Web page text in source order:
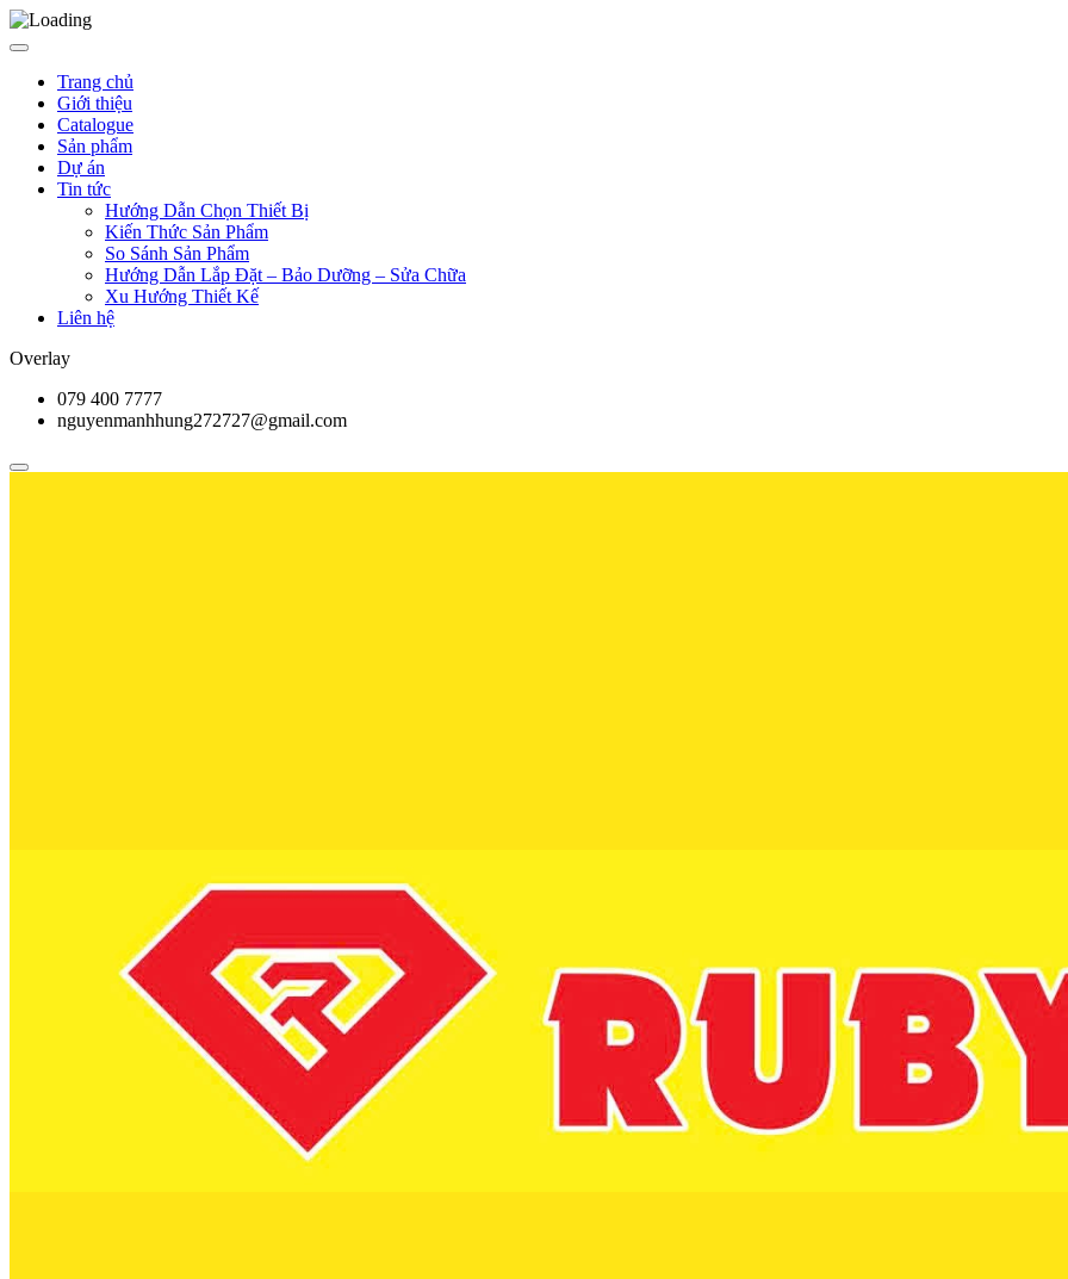
Trang chủ
Giới thiệu
Catalogue
Sản phẩm
Dự án
Tin tức
Hướng Dẫn Chọn Thiết Bị
Kiến Thức Sản Phẩm
So Sánh Sản Phẩm
Hướng Dẫn Lắp Đặt – Bảo Dưỡng – Sửa Chữa
Xu Hướng Thiết Kế
Liên hệ
Overlay
079 400 7777
nguyenmanhhung272727@gmail.com